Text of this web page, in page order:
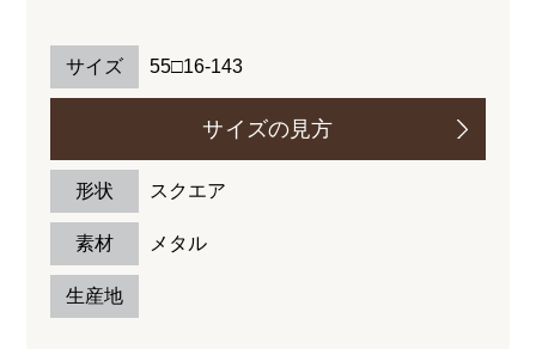
サイズ 55□16-143
サイズの見方
形状 スクエア
素材 メタル
生産地